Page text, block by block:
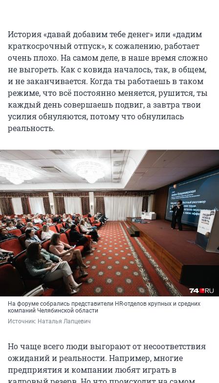
История «давай добавим тебе денег» или «дадим
краткосрочный отпуск», к сожалению, работает
очень плохо. На самом деле, в наше время сложно
не выгореть. Как с ковида началось, так, в общем,
и не заканчивается. Когда ты работаешь в таком
режиме, что всё постоянно меняется, рушится, ты
каждый день совершаешь подвиг, а завтра твои
усилия обнуляются, потому что обнулилась
реальность.
На форуме собрались представители HR-отделов крупных и средних
компаний Челябинской области
Источник: Наталья Лапцевич
Но чаще всего люди выгорают от несоответствия
ожиданий и реальности. Например, многие
предприятия и компании любят играть в